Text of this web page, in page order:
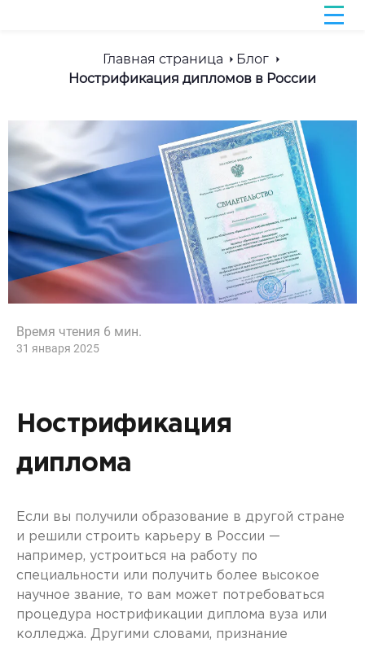
Главная страница
Блог
Нострификация дипломов в России
Время чтения 6 мин.
31 января 2025
Нострификация
диплома
Если вы получили образование в другой стране
и решили строить карьеру в России —
например, устроиться на работу по
специальности или получить более высокое
научное звание, то вам может потребоваться
процедура нострификации диплома вуза или
колледжа. Другими словами, признание